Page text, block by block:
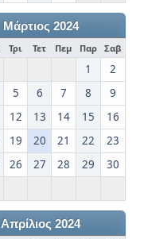
Μάρτιος 2024
Τρι Τετ Πεμ Παρ Σαβ
1
2
5 6 7 8
9
12 13 14 15
16
19 20 21 22
23
26 27 28 29
30
Απρίλιος 2024